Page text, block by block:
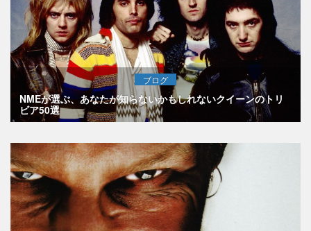
ブログ
NMEが選ぶ、あなたが知らないかもしれないクイーンのトリ
ビア50選